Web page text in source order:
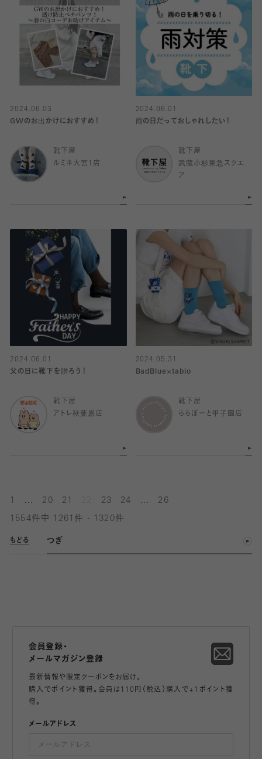
2024.06.03
GWのお出かけにおすすめ！
靴下屋
ルミネ大宮1店
2024.06.01
雨の日だっておしゃれしたい！
靴下屋
武蔵小杉東急スクエ
ア
2024.06.01
父の日に靴下を贈ろう！
靴下屋
アトレ秋葉原店
2024.05.31
BadBlue×tabio
靴下屋
ららぽーと甲子園店
20 21 23 24 26
1554件中 1261件 - 1320件
もどる つぎ
会員登録・
メールマガジン登録
最新情報や限定クーポンをお届け。
購入でポイント獲得。会員は110円（税込）購入で+1ポイント獲
得。
メールアドレス